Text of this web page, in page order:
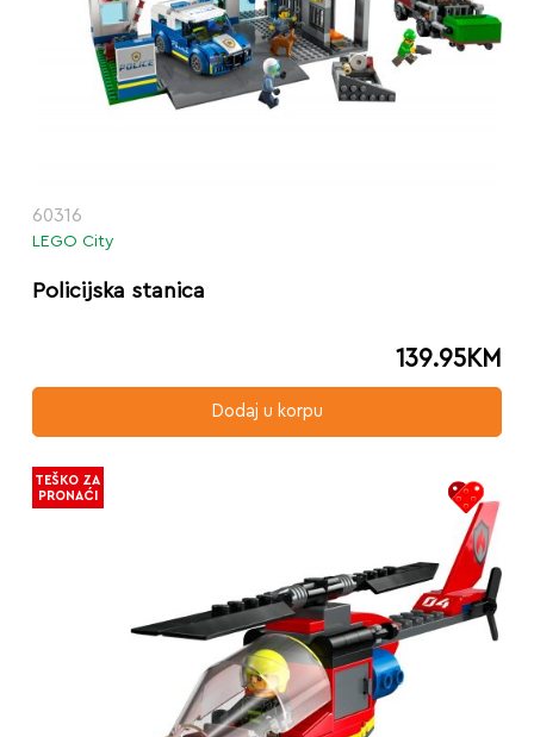
60316
LEGO City
Policijska stanica
139.95KM
Dodaj u korpu
TEŠKO ZA
PRONAĆI